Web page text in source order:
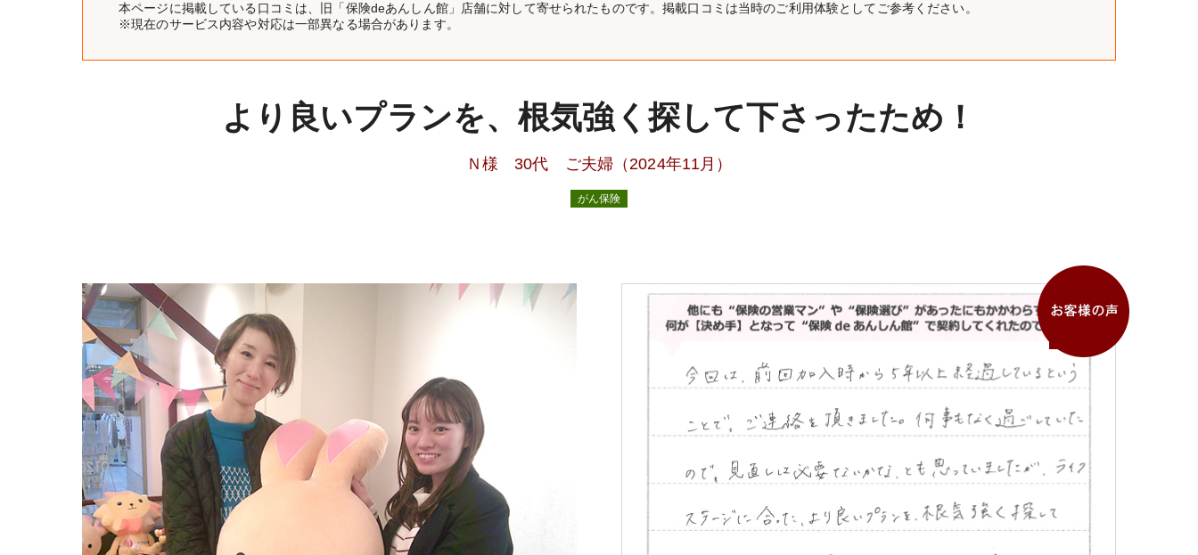
本ページに掲載している口コミは、旧「保険deあんしん館」店舗に対して寄せられたものです。掲載口コミは当時のご利用体験としてご参考ください。
※現在のサービス内容や対応は一部異なる場合があります。
より良いプランを、根気強く探して下さったため！
Ｎ様 30代 ご夫婦（2024年11月）
がん保険